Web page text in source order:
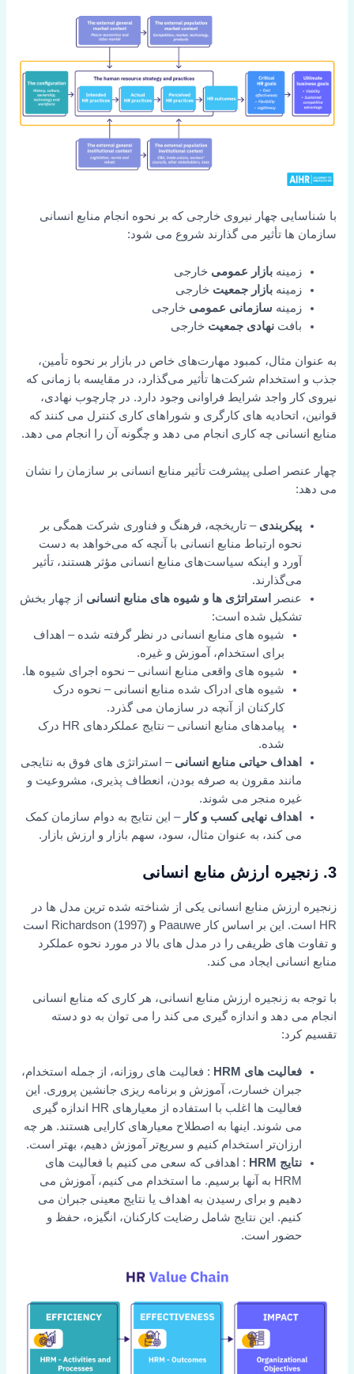
با شناسایی چهار نیروی خارجی که بر نحوه انجام منابع انسانی
سازمان ها تأثیر می گذارند شروع می شود:
زمینهبازار عمومی خارجی
زمینهبازار جمعیت خارجی
زمینه سازمانی عمومی خارجی
بافتنهادی جمعیت خارجی
به عنوان مثال، کمبود مهارت‌های خاص در بازار بر نحوه تأمین،
جذب و استخدام شرکت‌ها تأثیر می‌گذارد، در مقایسه با زمانی که
نیروی کار واجد شرایط فراوانی وجود دارد. در چارچوب نهادی،
قوانین، اتحادیه های کارگری و شوراهای کاری کنترل می کنند که
منابع انسانی چه کاری انجام می دهد و چگونه آن را انجام می دهد.
چهار عنصر اصلی پیشرفت تأثیر منابع انسانی بر سازمان را نشان
می دهد:
پیکربندی – تاریخچه، فرهنگ و فناوری شرکت همگی بر
نحوه ارتباط منابع انسانی با آنچه که می‌خواهد به دست
آورد و اینکه سیاست‌های منابع انسانی مؤثر هستند، تأثیر
می‌گذارند.
عنصر
استراتژی ها و شیوه های منابع انسانی از چهار بخش
تشکیل شده است:
شیوه های منابع انسانی در نظر گرفته شده – اهداف
برای استخدام، آموزش و غیره.
شیوه های واقعی منابع انسانی – نحوه اجرای شیوه ها.
شیوه های ادراک شده منابع انسانی – نحوه درک
کارکنان از آنچه در سازمان می گذرد.
پیامدهای منابع انسانی – نتایج عملکردهای HR درک
شده.
اهداف حیاتی منابع انسانی – استراتژی های فوق به نتایجی
مانند مقرون به صرفه بودن، انعطاف پذیری، مشروعیت و
غیره منجر می شوند.
اهداف نهایی کسب و کار – این نتایج به دوام سازمان کمک
می کند، به عنوان مثال، سود، سهم بازار و ارزش بازار.
3. زنجیره ارزش منابع انسانی
زنجیره ارزش منابع انسانی یکی از شناخته شده ترین مدل ها در
HR است. این بر اساس کار Paauwe و Richardson (1997) است
و تفاوت های ظریفی را در مدل های بالا در مورد نحوه عملکرد
منابع انسانی ایجاد می کند.
با توجه به زنجیره ارزش منابع انسانی، هر کاری که منابع انسانی
انجام می دهد و اندازه گیری می کند را می توان به دو دسته
تقسیم کرد:
فعالیت های HRM
: فعالیت های روزانه، از جمله استخدام،
جبران خسارت، آموزش و برنامه ریزی جانشین پروری. این
فعالیت ها اغلب با استفاده از معیارهای HR اندازه گیری
می شوند. اینها به اصطلاح معیارهای کارایی هستند. هر چه
ارزان‌تر استخدام کنیم و سریع‌تر آموزش دهیم، بهتر است.
نتایج HRM
: اهدافی که سعی می کنیم با فعالیت های
HRM به آنها برسیم. ما استخدام می کنیم، آموزش می
دهیم و برای رسیدن به اهداف یا نتایج معینی جبران می
کنیم. این نتایج شامل رضایت کارکنان، انگیزه، حفظ و
حضور است.